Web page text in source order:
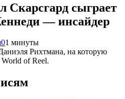
Скарсгард сыграет
— инсайдер
01 минуты
Рихтмана, на которую
of Reel.